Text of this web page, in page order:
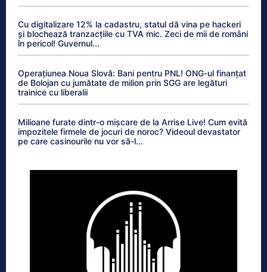
Cu digitalizare 12% la cadastru, statul dă vina pe hackeri
și blochează tranzacțiile cu TVA mic. Zeci de mii de români
în pericol! Guvernul...
Operațiunea Noua Slovă: Bani pentru PNL! ONG-ul finanțat
de Bolojan cu jumătate de milion prin SGG are legături
trainice cu liberalii
Milioane furate dintr-o mișcare de la Arrise Live! Cum evită
impozitele firmele de jocuri de noroc? Videoul devastator
pe care casinourile nu vor să-l...